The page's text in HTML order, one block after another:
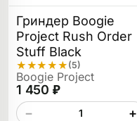
Гриндер Boogie
Project Rush Order
Stuff Black
★★★★★ (5)
Boogie Project
1 450 ₽
−
+